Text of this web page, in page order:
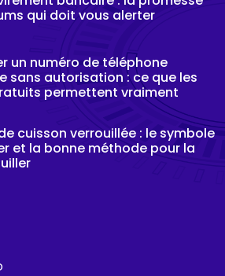
qui doit vous alerter
un numéro de téléphone
sans autorisation : ce que les
permettent vraiment
cuisson verrouillée : le symbole
et la bonne méthode pour la